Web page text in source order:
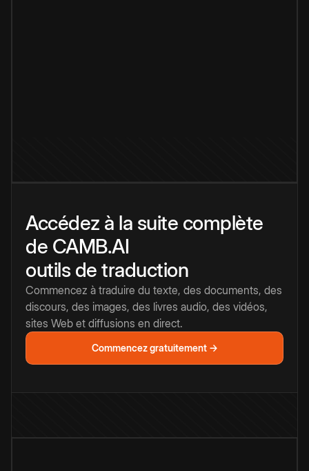
Accédez à la suite complète
de CAMB.AI
outils de traduction
Commencez à traduire du texte, des documents, des
discours, des images, des livres audio, des vidéos,
sites Web et diffusions en direct.
Commencez gratuitement →